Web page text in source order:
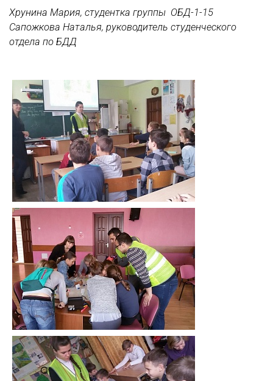
Хрунина Мария, студентка группы ОБД-1-15
Сапожкова Наталья, руководитель студенческого
отдела по БДД